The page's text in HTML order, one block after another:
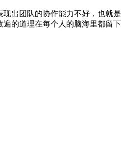
出团队的协作能力不好，也就是
的道理在每个人的脑海里都留下